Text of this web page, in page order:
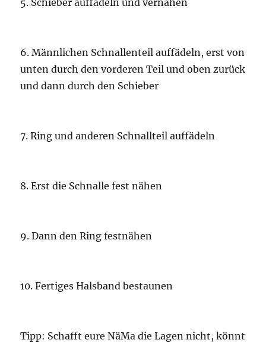
5. Schieber auffädeln und vernähen
6. Männlichen Schnallenteil auffädeln, erst von
unten durch den vorderen Teil und oben zurück
und dann durch den Schieber
7. Ring und anderen Schnallteil auffädeln
8. Erst die Schnalle fest nähen
9. Dann den Ring festnähen
10. Fertiges Halsband bestaunen
Tipp: Schafft eure NäMa die Lagen nicht, könnt